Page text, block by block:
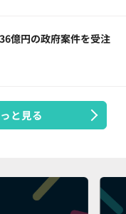
億円の政府案件を受注
と見る